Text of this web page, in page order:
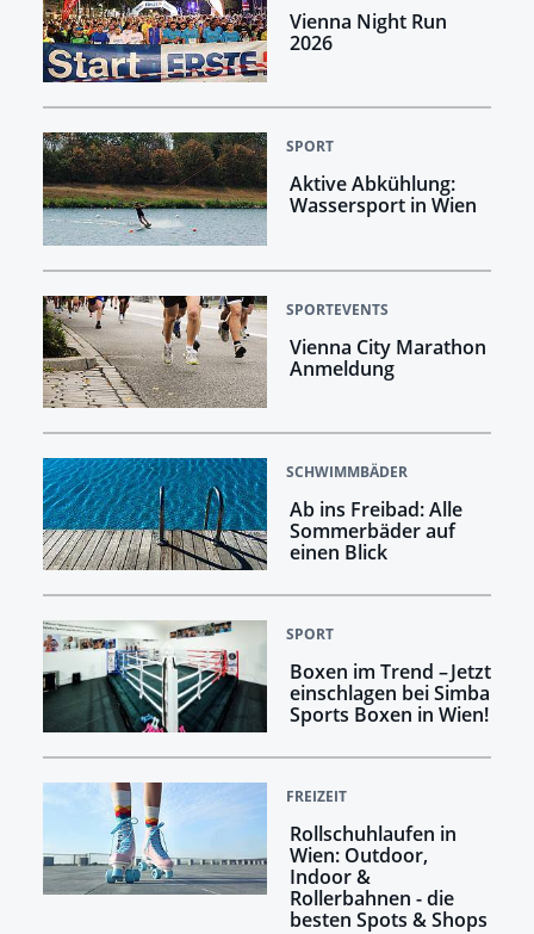
Vienna Night Run
2026
SPORT
Aktive Abkühlung:
Wassersport in Wien
SPORTEVENTS
Vienna City Marathon
Anmeldung
SCHWIMMBÄDER
Ab ins Freibad: Alle
Sommerbäder auf
einen Blick
SPORT
Boxen im Trend – Jetzt
einschlagen bei Simba
Sports Boxen in Wien!
FREIZEIT
Rollschuhlaufen in
Wien: Outdoor,
Indoor &
Rollerbahnen - die
besten Spots & Shops